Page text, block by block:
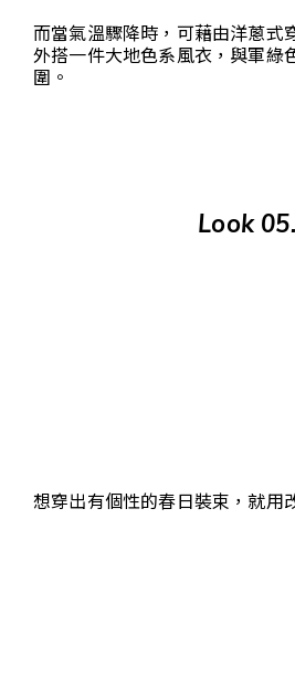
而當氣溫驟降時，可藉由洋蔥式
外搭一件大地色系風衣，與軍綠
圍。
Look 05.
想穿出有個性的春日裝束，就用